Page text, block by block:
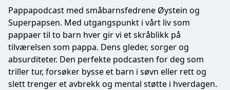
Pappapodcast med småbarnsfedrene Øystein og
Superpapsen. Med utgangspunkt i vårt liv som
pappaer til to barn hver gir vi et skråblikk på
tilværelsen som pappa. Dens gleder, sorger og
absurditeter. Den perfekte podcasten for deg som
triller tur, forsøker bysse et barn i søvn eller rett og
slett trenger et avbrekk og mental støtte i hverdagen.